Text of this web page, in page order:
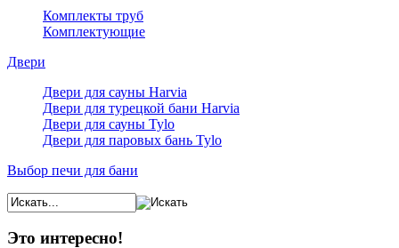
Комплекты труб
Комплектующие
Двери
Двери для сауны Harvia
Двери для турецкой бани Harvia
Двери для сауны Tylo
Двери для паровых бань Tylo
Выбор печи для бани
Это интересно!